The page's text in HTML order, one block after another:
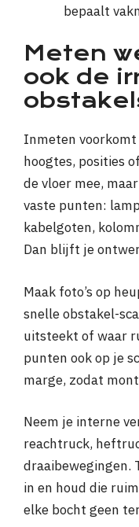
bepaalt
Meten
ook de
Inmeten
hoogtes, posities
de vloer mee,
vaste punten:
kabelgoten,
Dan blijft je
Maak foto’s op
snelle obstakel-
uitsteekt of waar
punten ook op je
marge, zodat
Neem je interne
reachtruck,
draaibewegingen.
in en houd die
elke bocht geen